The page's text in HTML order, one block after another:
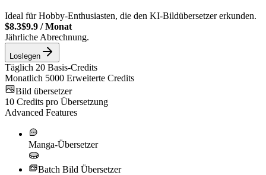
Ideal für Hobby-Enthusiasten, die den KI-Bildübersetzer erkunden.
$8.3$9.9 /Monat
Jährliche Abrechnung.
Loslegen
Täglich 20 Basis-Credits
Monatlich 5000 Erweiterte Credits
Bild übersetzer
10 Credits pro Übersetzung
Advanced Features
Manga-Übersetzer
Batch Bild Übersetzer